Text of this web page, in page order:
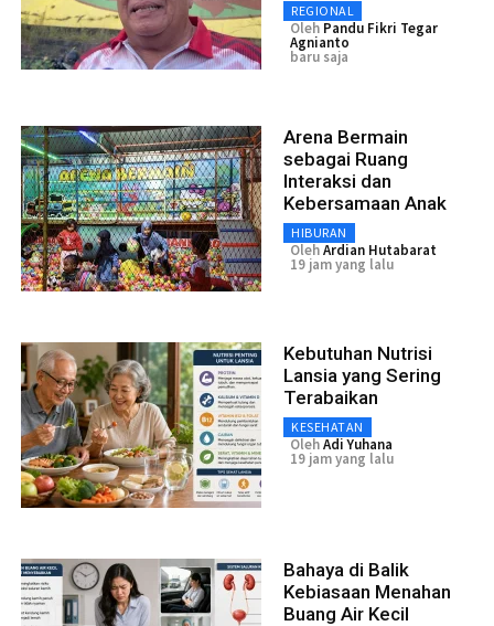
REGIONAL
Oleh Pandu Fikri Tegar
Agnianto
baru saja
Arena Bermain
sebagai Ruang
Interaksi dan
Kebersamaan Anak
HIBURAN
OlehArdian Hutabarat
19 jam yang lalu
Kebutuhan Nutrisi
Lansia yang Sering
Terabaikan
KESEHATAN
OlehAdi Yuhana
19 jam yang lalu
Bahaya di Balik
Kebiasaan Menahan
Buang Air Kecil